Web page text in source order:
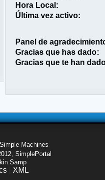
Hora Local:
Última vez activo:
Panel de
Gracias que has dado:
Gracias que te han
Simple Machines
SimplePortal
Samp
XML